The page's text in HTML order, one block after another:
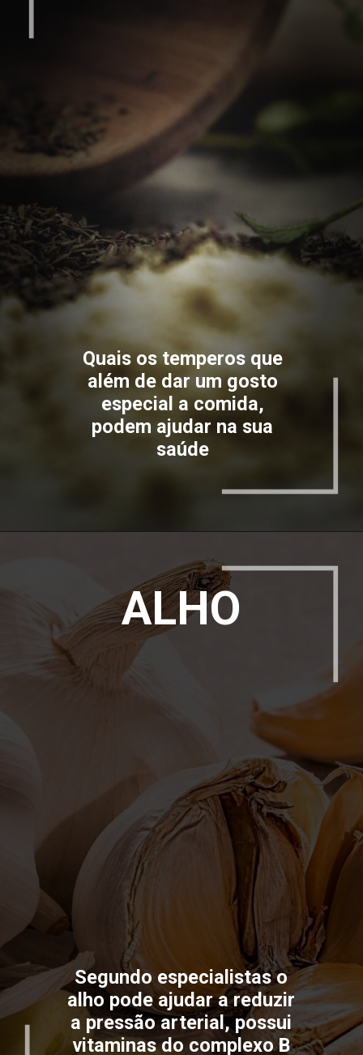
Quais os temperos que
além de dar um gosto
especial a comida,
podem ajudar na sua
saúde
ALHO
Segundo especialistas o
alho pode ajudar a reduzir
a pressão arterial, possui
vitaminas do complexo B